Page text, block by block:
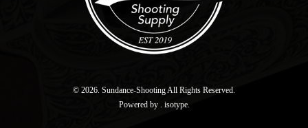
© 2026. Sundance-Shooting All Rights Reserved.
Powered by . isotype.